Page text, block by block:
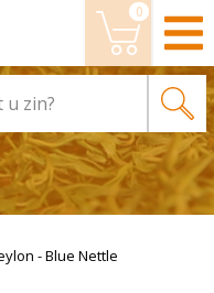
0
BESTELLEN
- Blue Nettle
aan je